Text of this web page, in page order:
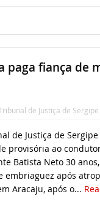
paga fiança de
de Justiça de Sergipe
de Justiça de
provisória ao
Batista Neto 30
embriaguez após
Aracaju, após o...